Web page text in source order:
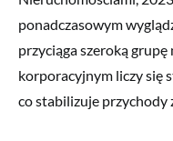
ponadczasowym
przyciąga szeroką
korporacyjnym liczy się
co stabilizuje przychody